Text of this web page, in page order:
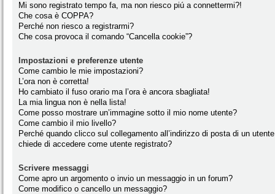
Mi sono registrato tempo fa, ma non riesco piú a connettermi?!
Che cosa è COPPA?
Perché non riesco a registrarmi?
Che cosa provoca il comando “Cancella cookie”?
Impostazioni e preferenze utente
Come cambio le mie impostazioni?
L’ora non è corretta!
Ho cambiato il fuso orario ma l’ora è ancora sbagliata!
La mia lingua non è nella lista!
Come posso mostrare un’immagine sotto il mio nome utente?
Come cambio il mio livello?
Perché quando clicco sul collegamento all’indirizzo di posta di un
chiede di accedere come utente registrato?
Scrivere messaggi
Come apro un argomento o invio un messaggio in un forum?
Come modifico o cancello un messaggio?